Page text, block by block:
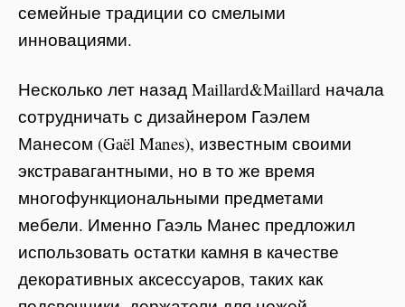
семейные традиции со смелыми
инновациями.
Несколько лет назад Maillard&Maillard начала
сотрудничать с дизайнером Гаэлем
Манесом (Gaël Manes), известным своими
экстравагантными, но в то же время
многофункциональными предметами
мебели. Именно Гаэль Манес предложил
использовать остатки камня в качестве
декоративных аксессуаров, таких как